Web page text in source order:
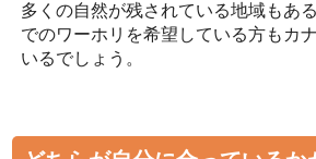
多くの自然が残されている地域もあ
でのワーホリを希望している方もカ
いるでしょう。